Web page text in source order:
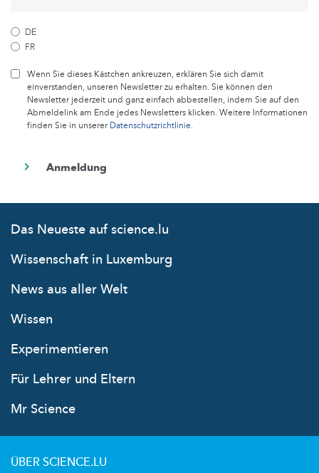
DE
FR
Wenn Sie dieses Kästchen ankreuzen, erklären Sie sich damit
einverstanden, unseren Newsletter zu erhalten. Sie können den
Newsletter jederzeit und ganz einfach abbestellen, indem Sie auf den
Abmeldelink am Ende jedes Newsletters klicken. Weitere Informationen
finden Sie in unsererDatenschutzrichtlinie.
Das Neueste auf science.lu
Wissenschaft in Luxemburg
News aus aller Welt
Wissen
Experimentieren
Für Lehrer und Eltern
Mr Science
ÜBER SCIENCE.LU